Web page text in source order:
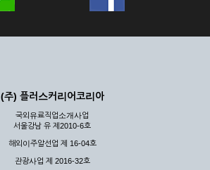
(주) 플러스커리어코리아
국외유료직업소개사업
서울강남 유 제2010-6호
해외이주알선업 제 16-04호
관광사업 제 2016-32호